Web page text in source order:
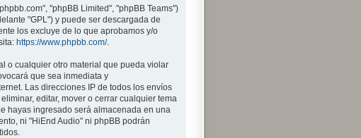
"phpBB Limited", "phpBB Teams")
"GPL") y puede ser descargada de
los excluye de lo que aprobamos y/o
https://www.phpbb.com/.
o cualquier otro material que pueda violar
que sea inmediata y
Las direcciones IP de todos los envíos
editar, mover o cerrar cualquier tema
hayas ingresado será almacenada en una
ni "HiEnd Audio" ni phpBB podrán